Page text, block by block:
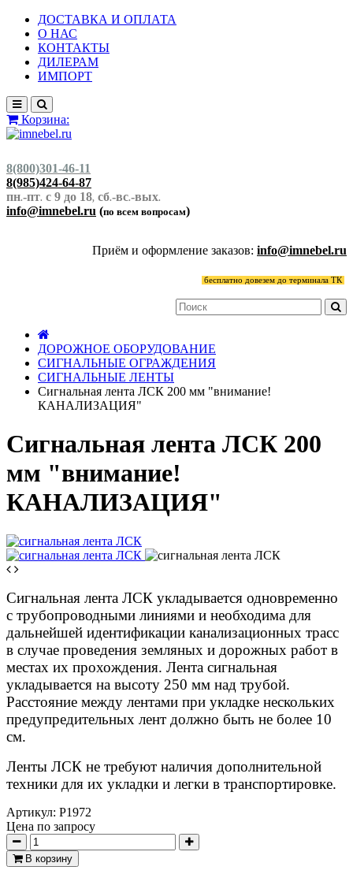
ДОСТАВКА И ОПЛАТА
О НАС
КОНТАКТЫ
ДИЛЕРАМ
ИМПОРТ
Корзина:
8(800)301-46-11
8(985)424-64-87
пн.-пт. с 9 до 18, сб.-вс.-вых.
info@imnebel.ru (по всем вопросам)
Приём и оформление заказов: info@imnebel.ru
бесплатно довезем до терминала ТК
ДОРОЖНОЕ ОБОРУДОВАНИЕ
СИГНАЛЬНЫЕ ОГРАЖДЕНИЯ
СИГНАЛЬНЫЕ ЛЕНТЫ
Сигнальная лента ЛСК 200 мм "внимание!
КАНАЛИЗАЦИЯ"
Сигнальная лента ЛСК 200
мм "внимание!
КАНАЛИЗАЦИЯ"
Сигнальная лента ЛСК укладывается одновременно
с трубопроводными линиями и необходима для
дальнейшей идентификации канализационных трасс
в случае проведения земляных и дорожных работ в
местах их прохождения. Лента сигнальная
укладывается на высоту 250 мм над трубой.
Расстояние между лентами при укладке нескольких
предупредительных лент должно быть не более 10
см.
Ленты ЛСК не требуют наличия дополнительной
техники для их укладки и легки в транспортировке.
Артикул: P1972
Цена по запросу
В корзину